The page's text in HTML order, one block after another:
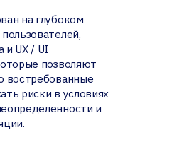
на глубоком
и UX / UI
позволяют
востребованные
риски в условиях
и